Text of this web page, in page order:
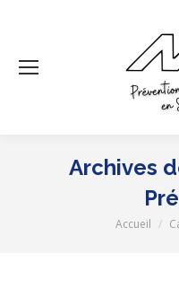
Archives
Vous êtes
Accueil